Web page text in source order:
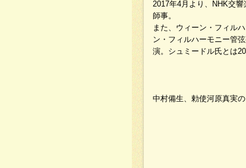
2017年4月より、NHK交
師事。
また、ウィーン・フィル
ン・フィルハーモニー管
演。シュミードル氏とは
中村備生、勅使河原真実